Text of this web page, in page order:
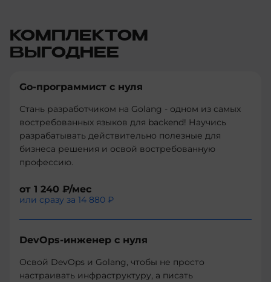
КОМПЛЕКТОМ
ВЫГОДНЕЕ
Go-программист с нуля
Стань разработчиком на Golang - одном из самых
востребованных языков для backend! Научись
разрабатывать действительно полезные для
бизнеса решения и освой востребованную
профессию.
от 1 240 ₽/мес
или сразу за 14 880 ₽
DevOps-инженер с нуля
Освой DevOps и Golang, чтобы не просто
настраивать инфраструктуру, а писать